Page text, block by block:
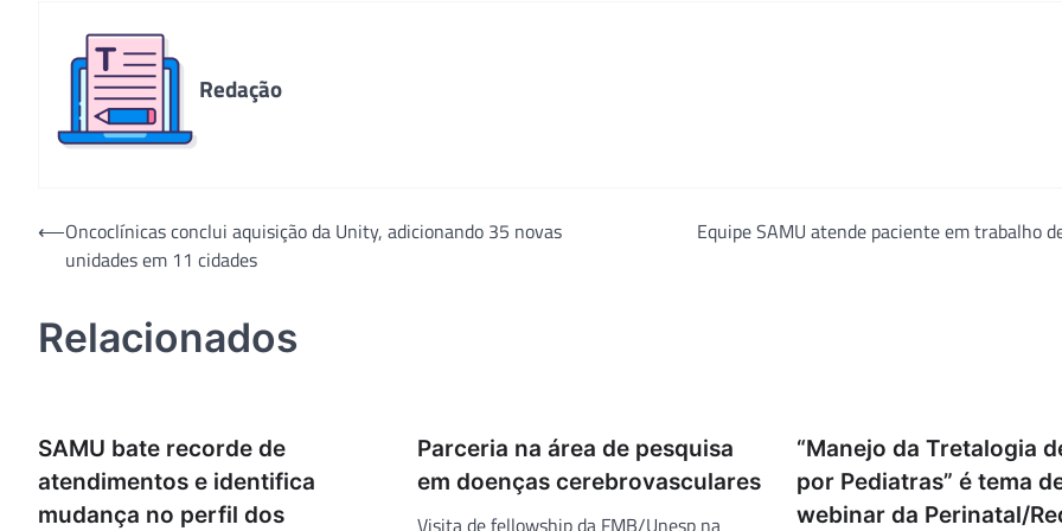
Redação
Navegação
⟵Oncoclínicas conclui aquisição da Unity, adicionando 35 novas
unidades em 11 cidades
Equipe SAMU atende paciente em trabalho
Relacionados
SAMU bate recorde de
atendimentos e identifica
mudança no perfil dos
Parceria na área de pesquisa
em doenças cerebrovasculares
Visita de fellowship da FMB/Unesp na
“Manejo da Tretalogia
por Pediatras” é tema
webinar da Perinatal/